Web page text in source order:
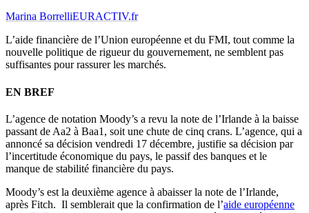
Marina BorrelliEURACTIV.fr
L’aide financière de l’Union européenne et du FMI, tout comme la
nouvelle politique de rigueur du gouvernement, ne semblent pas
suffisantes pour rassurer les marchés.
EN BREF
L’agence de notation Moody’s a revu la note de l’Irlande à la baisse
passant de Aa2 à Baa1, soit une chute de cinq crans. L’agence, qui a
annoncé sa décision vendredi 17 décembre, justifie sa décision par
l’incertitude économique du pays, le passif des banques et le
manque de stabilité financière du pays.
Moody’s est la deuxième agence à abaisser la note de l’Irlande,
après Fitch. Il semblerait que la confirmation de l’aide européenne